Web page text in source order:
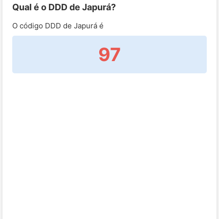
Qual é o DDD de Japurá?
O código DDD de Japurá é
97